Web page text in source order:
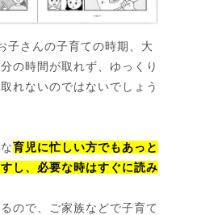
子さんの子育ての時期、大
の時間が取れず、ゆっくり
れないのではないでしょう
育児に忙しい方でもあっと
し、必要な時はすぐに読み
ので、ご家族などで子育て